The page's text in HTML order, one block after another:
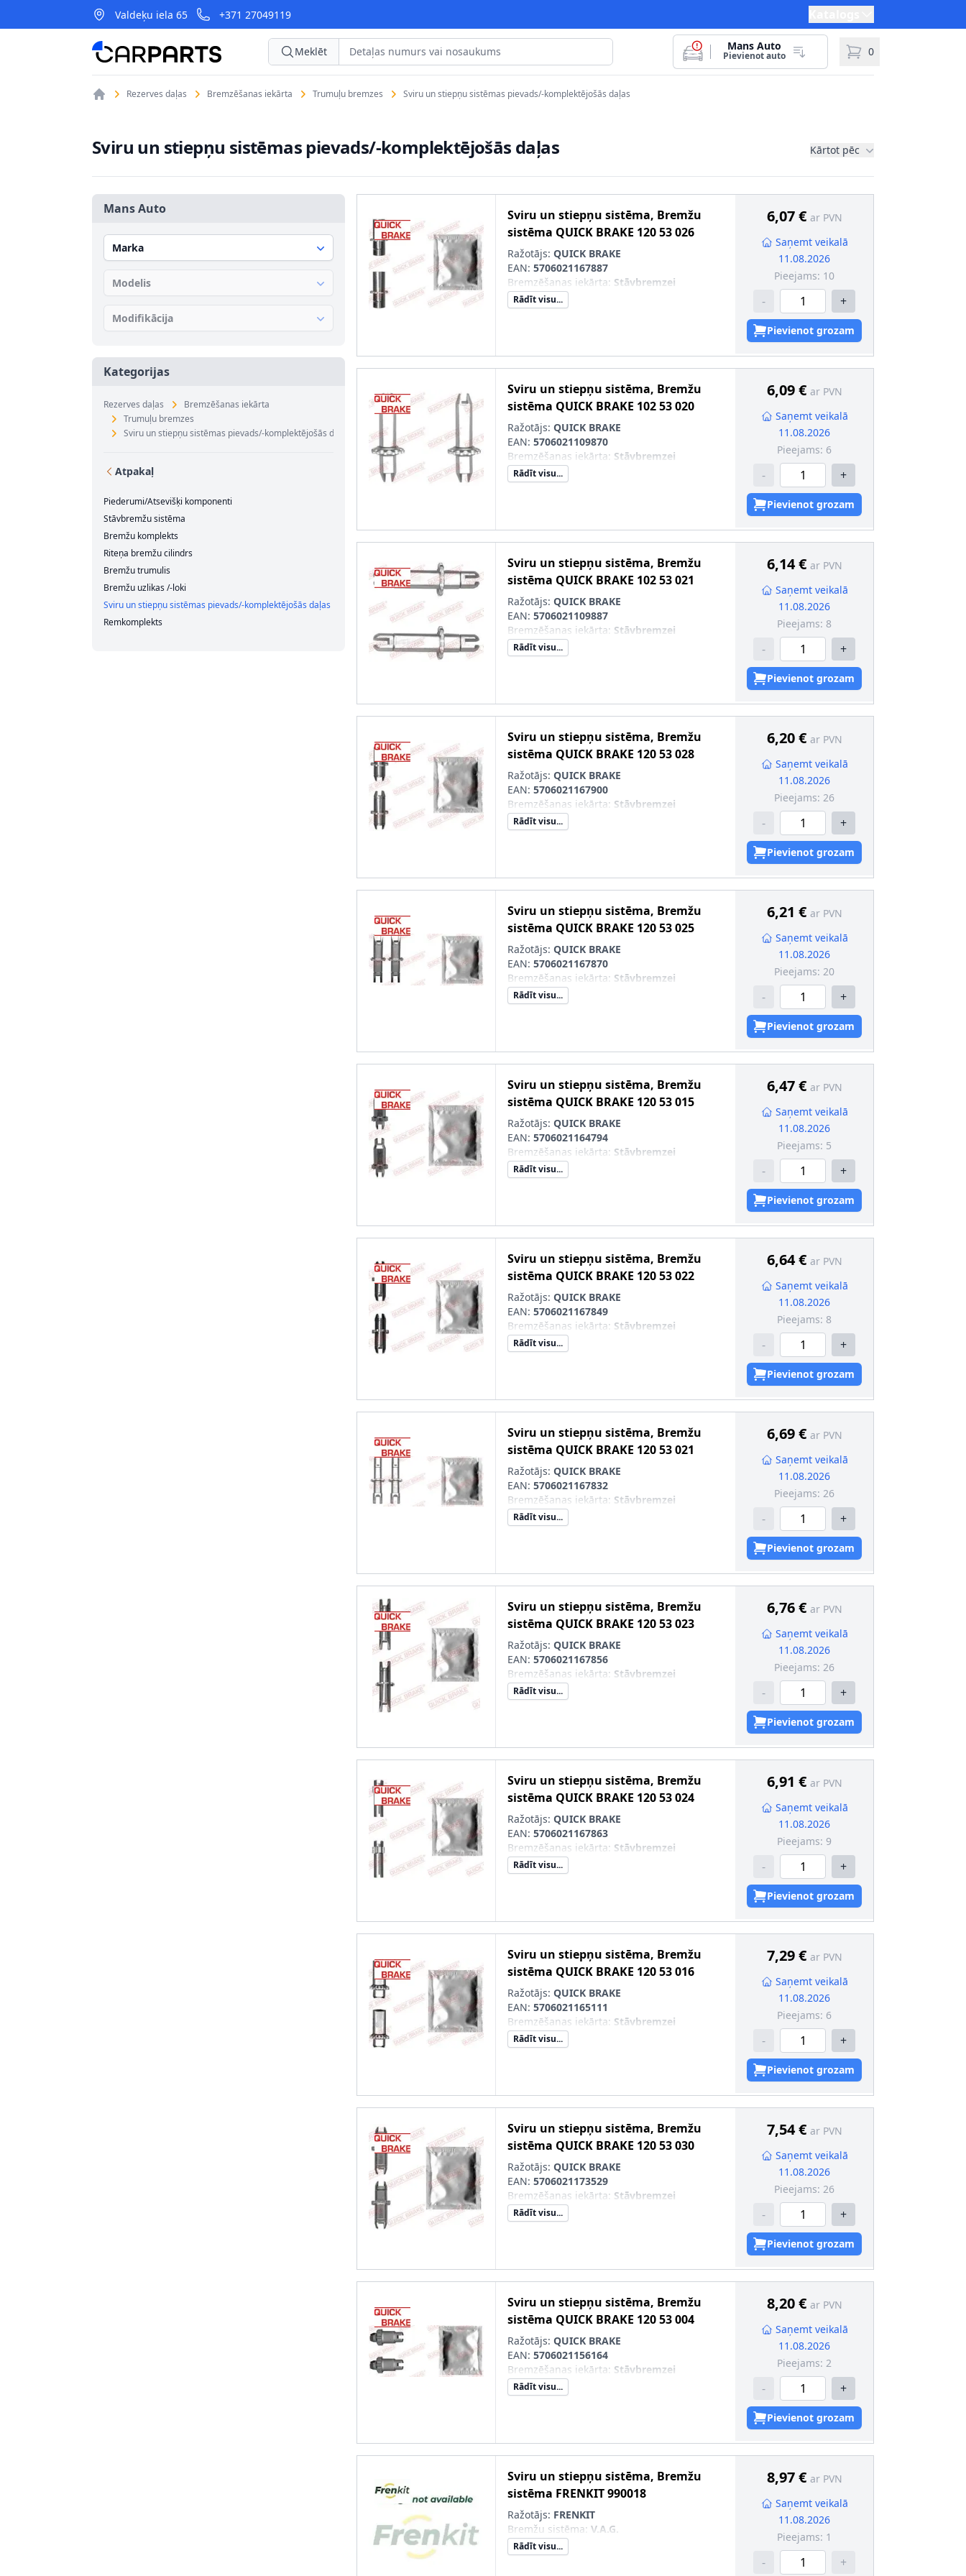
Valdeķu iela 65 +371 27049119
CarParts Meklēt Mans Auto
Pievienot auto 0
Rezerves daļas Bremzēšanas iekārta Trumuļu bremzes Sviru un stiepņu sistēmas pievads/-komplektējošās daļas
Sviru un stiepņu sistēmas pievads/-komplektējošās daļas Kārtot pēc
Mans Auto
Marka
Modelis
Modifikācija
Kategorijas
Rezerves daļas
Bremzēšanas iekārta
Trumuļu bremzes
Sviru un stiepņu sistēmas pievads/-komplektējošās daļas
Atpakaļ
Piederumi/Atsevišķi komponenti
Stāvbremžu sistēma
Bremžu komplekts
Riteņa bremžu cilindrs
Bremžu trumulis
Bremžu uzlikas /-loki
Sviru un stiepņu sistēmas pievads/-komplektējošās daļas
Remkomplekts
Sviru un stiepņu sistēma, Bremžu
sistēma QUICK BRAKE 120 53 026
Ražotājs: QUICK BRAKE
EAN: 5706021167887
Bremzēšanas iekārta: Stāvbremzei
Rādīt visu...
6,07 € ar PVN
Saņemt veikalā
11.08.2026
Pieejams: 10
- +
Pievienot grozam
Sviru un stiepņu sistēma, Bremžu
sistēma QUICK BRAKE 102 53 020
Ražotājs: QUICK BRAKE
EAN: 5706021109870
Bremzēšanas iekārta: Stāvbremzei
Rādīt visu...
6,09 € ar PVN
Saņemt veikalā
11.08.2026
Pieejams: 6
- +
Pievienot grozam
Sviru un stiepņu sistēma, Bremžu
sistēma QUICK BRAKE 102 53 021
Ražotājs: QUICK BRAKE
EAN: 5706021109887
Bremzēšanas iekārta: Stāvbremzei
Rādīt visu...
6,14 € ar PVN
Saņemt veikalā
11.08.2026
Pieejams: 8
- +
Pievienot grozam
Sviru un stiepņu sistēma, Bremžu
sistēma QUICK BRAKE 120 53 028
Ražotājs: QUICK BRAKE
EAN: 5706021167900
Bremzēšanas iekārta: Stāvbremzei
Rādīt visu...
6,20 € ar PVN
Saņemt veikalā
11.08.2026
Pieejams: 26
- +
Pievienot grozam
Sviru un stiepņu sistēma, Bremžu
sistēma QUICK BRAKE 120 53 025
Ražotājs: QUICK BRAKE
EAN: 5706021167870
Bremzēšanas iekārta: Stāvbremzei
Rādīt visu...
6,21 € ar PVN
Saņemt veikalā
11.08.2026
Pieejams: 20
- +
Pievienot grozam
Sviru un stiepņu sistēma, Bremžu
sistēma QUICK BRAKE 120 53 015
Ražotājs: QUICK BRAKE
EAN: 5706021164794
Bremzēšanas iekārta: Stāvbremzei
Rādīt visu...
6,47 € ar PVN
Saņemt veikalā
11.08.2026
Pieejams: 5
- +
Pievienot grozam
Sviru un stiepņu sistēma, Bremžu
sistēma QUICK BRAKE 120 53 022
Ražotājs: QUICK BRAKE
EAN: 5706021167849
Bremzēšanas iekārta: Stāvbremzei
Rādīt visu...
6,64 € ar PVN
Saņemt veikalā
11.08.2026
Pieejams: 8
- +
Pievienot grozam
Sviru un stiepņu sistēma, Bremžu
sistēma QUICK BRAKE 120 53 021
Ražotājs: QUICK BRAKE
EAN: 5706021167832
Bremzēšanas iekārta: Stāvbremzei
Rādīt visu...
6,69 € ar PVN
Saņemt veikalā
11.08.2026
Pieejams: 26
- +
Pievienot grozam
Sviru un stiepņu sistēma, Bremžu
sistēma QUICK BRAKE 120 53 023
Ražotājs: QUICK BRAKE
EAN: 5706021167856
Bremzēšanas iekārta: Stāvbremzei
Rādīt visu...
6,76 € ar PVN
Saņemt veikalā
11.08.2026
Pieejams: 26
- +
Pievienot grozam
Sviru un stiepņu sistēma, Bremžu
sistēma QUICK BRAKE 120 53 024
Ražotājs: QUICK BRAKE
EAN: 5706021167863
Bremzēšanas iekārta: Stāvbremzei
Rādīt visu...
6,91 € ar PVN
Saņemt veikalā
11.08.2026
Pieejams: 9
- +
Pievienot grozam
Sviru un stiepņu sistēma, Bremžu
sistēma QUICK BRAKE 120 53 016
Ražotājs: QUICK BRAKE
EAN: 5706021165111
Bremzēšanas iekārta: Stāvbremzei
Rādīt visu...
7,29 € ar PVN
Saņemt veikalā
11.08.2026
Pieejams: 6
- +
Pievienot grozam
Sviru un stiepņu sistēma, Bremžu
sistēma QUICK BRAKE 120 53 030
Ražotājs: QUICK BRAKE
EAN: 5706021173529
Bremzēšanas iekārta: Stāvbremzei
Rādīt visu...
7,54 € ar PVN
Saņemt veikalā
11.08.2026
Pieejams: 26
- +
Pievienot grozam
Sviru un stiepņu sistēma, Bremžu
sistēma QUICK BRAKE 120 53 004
Ražotājs: QUICK BRAKE
EAN: 5706021156164
Bremzēšanas iekārta: Stāvbremzei
Rādīt visu...
8,20 € ar PVN
Saņemt veikalā
11.08.2026
Pieejams: 2
- +
Pievienot grozam
Sviru un stiepņu sistēma, Bremžu
sistēma FRENKIT990018
Ražotājs: FRENKIT
Bremžu sistēma: V.A.G.
Rādīt visu...
8,97 € ar PVN
Saņemt veikalā
11.08.2026
Pieejams: 1
- +